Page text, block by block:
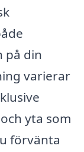
på din
varierar
yta som
förvänta